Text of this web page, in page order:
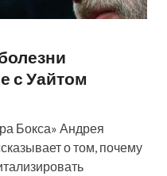
с Уайтом
Бокса» Андрея
о том, почему